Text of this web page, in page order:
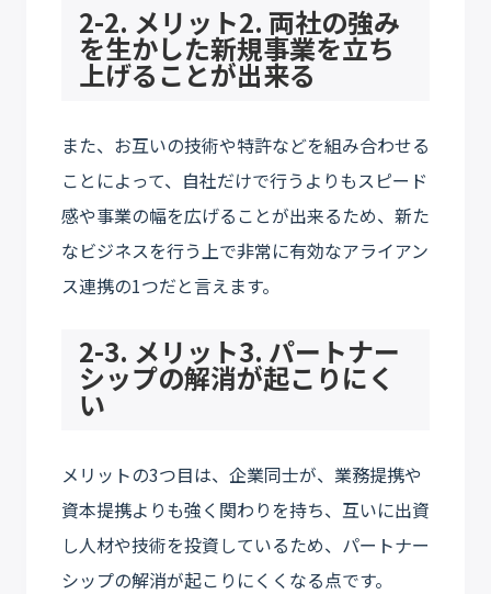
2-2. メリット2. 両社の強み
を生かした新規事業を立ち
上げることが出来る
また、お互いの技術や特許などを組み合わせる
ことによって、自社だけで行うよりもスピード
感や事業の幅を広げることが出来るため、新た
なビジネスを行う上で非常に有効なアライアン
ス連携の1つだと言えます。
2-3. メリット3. パートナー
シップの解消が起こりにく
い
メリットの3つ目は、企業同士が、業務提携や
資本提携よりも強く関わりを持ち、互いに出資
し人材や技術を投資しているため、パートナー
シップの解消が起こりにくくなる点です。